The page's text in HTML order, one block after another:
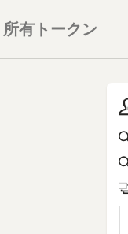
所有トークン